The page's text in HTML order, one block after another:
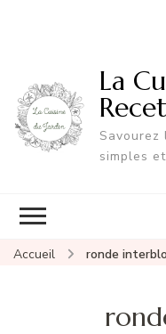
La
Savourez
simples
Accueil ronde